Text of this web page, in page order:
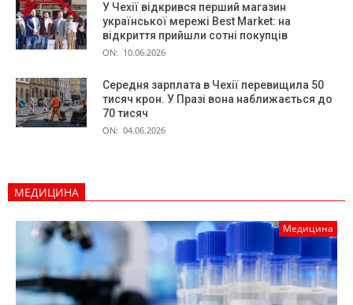
У Чехії відкрився перший магазин
української мережі Best Market: на
відкриття прийшли сотні покупців
ON: 10.06.2026
Середня зарплата в Чехії перевищила 50
тисяч крон. У Празі вона наближається до
70 тисяч
ON: 04.06.2026
МЕДИЦИНА
Медицина